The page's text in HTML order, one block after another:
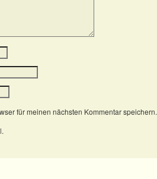
für meinen nächsten Kommentar speichern.